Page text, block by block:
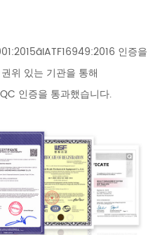
인증을
위 있는 기관을 통해
인증을 통과했습니다.